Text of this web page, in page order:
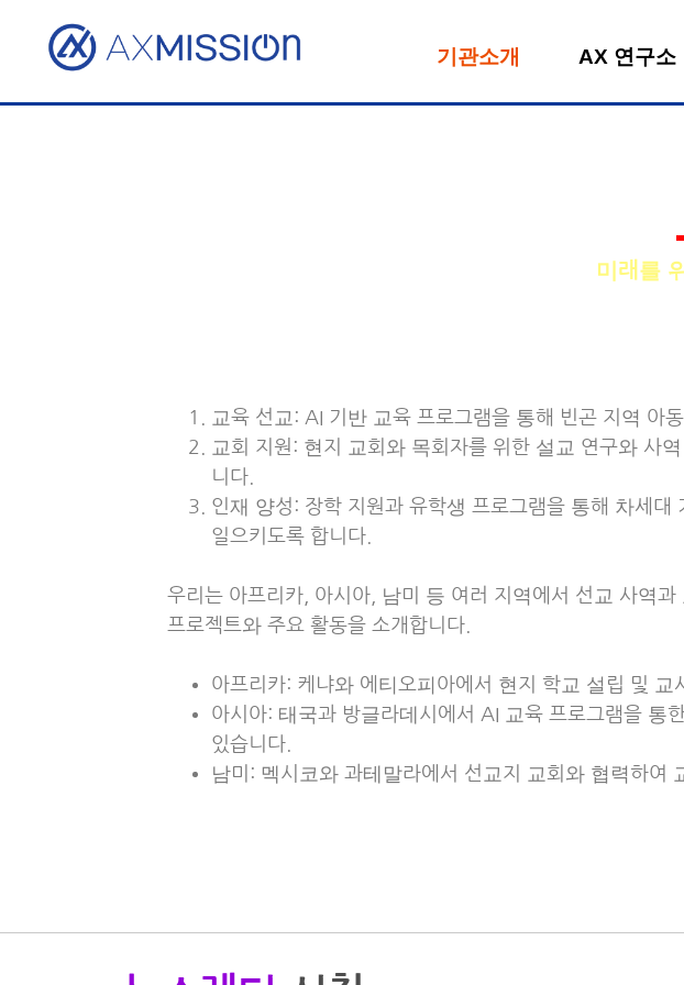
기관소개 AX 연구소
미래를
교육 선교: AI 기반 교육 프로그램을 통해 빈곤 지역 아
교회 지원: 현지 교회와 목회자를 위한 설교 연구와 사
니다.
인재 양성: 장학 지원과 유학생 프로그램을 통해 차세
일으키도록 합니다.
우리는 아프리카, 아시아, 남미 등 여러 지역에서 선교 사역
프로젝트와 주요 활동을 소개합니다.
아프리카: 케냐와 에티오피아에서 현지 학교 설립 및 교
아시아: 태국과 방글라데시에서 AI 교육 프로그램을 통
있습니다.
남미: 멕시코와 과테말라에서 선교지 교회와 협력하여